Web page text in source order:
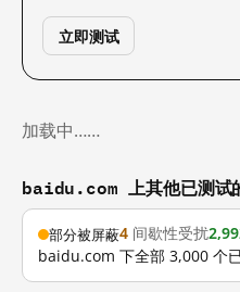
立即测试
加载中……
baidu.com 上其他已测试
部分被屏蔽4 间歇性受扰
baidu.com 下全部 3,000 个